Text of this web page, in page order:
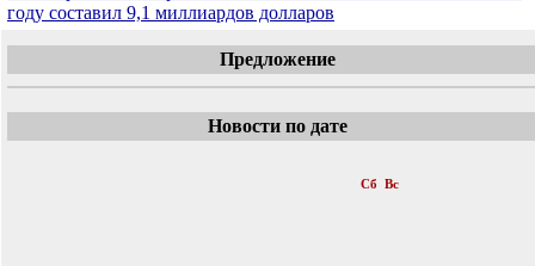
году составил 9,1 миллиардов долларов
Предложение
Новости по дате
Сб Вс